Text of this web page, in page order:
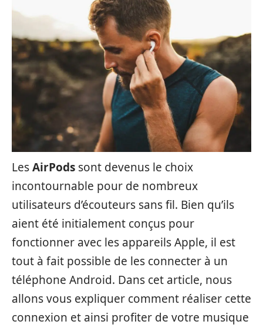
LesAirPods sont devenus le choix
incontournable pour de nombreux
utilisateurs d’écouteurs sans fil. Bien qu’ils
aient été initialement conçus pour
fonctionner avec les appareils Apple, il est
tout à fait possible de les connecter à un
téléphone Android. Dans cet article, nous
allons vous expliquer comment réaliser cette
connexion et ainsi profiter de votre musique